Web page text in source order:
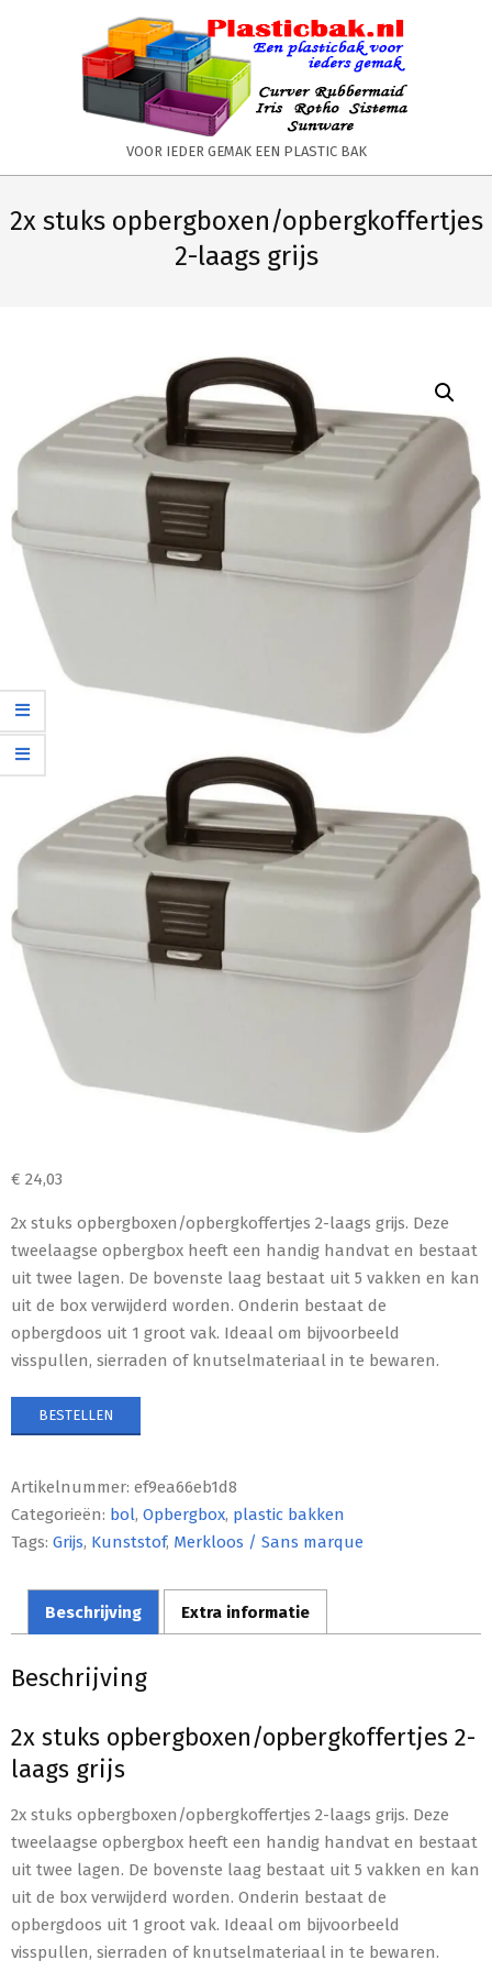
PLASTICBAK.NL
VOOR IEDER GEMAK EEN PLASTIC BAK
Navigation
Navigation
2x stuks opbergboxen/opbergkoffertjes
2-laags grijs
€ 24,03
2x stuks opbergboxen/opbergkoffertjes 2-laags grijs. Deze
tweelaagse opbergbox heeft een handig handvat en bestaat
uit twee lagen. De bovenste laag bestaat uit 5 vakken en kan
uit de box verwijderd worden. Onderin bestaat de
opbergdoos uit 1 groot vak. Ideaal om bijvoorbeeld
visspullen, sierraden of knutselmateriaal in te bewaren.
BESTELLEN
Artikelnummer: ef9ea66eb1d8
Categorieën: bol, Opbergbox, plastic bakken
Tags: Grijs, Kunststof, Merkloos / Sans marque
Beschrijving Extra informatie
Beschrijving
2x stuks opbergboxen/opbergkoffertjes 2-
laags grijs
2x stuks opbergboxen/opbergkoffertjes 2-laags grijs. Deze
tweelaagse opbergbox heeft een handig handvat en bestaat
uit twee lagen. De bovenste laag bestaat uit 5 vakken en kan
uit de box verwijderd worden. Onderin bestaat de
opbergdoos uit 1 groot vak. Ideaal om bijvoorbeeld
visspullen, sierraden of knutselmateriaal in te bewaren.